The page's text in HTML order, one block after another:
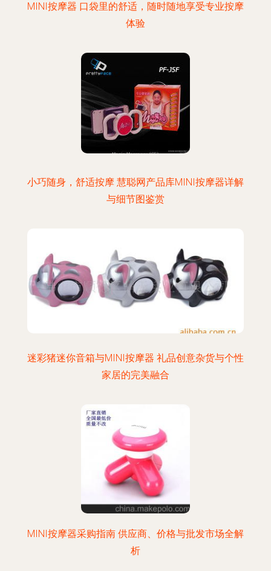
MINI按摩器 口袋里的舒适，随时随地享受专业按摩
体验
小巧随身，舒适按摩 慧聪网产品库MINI按摩器详解
与细节图鉴赏
迷彩猪迷你音箱与MINI按摩器 礼品创意杂货与个性
家居的完美融合
MINI按摩器采购指南 供应商、价格与批发市场全解
析